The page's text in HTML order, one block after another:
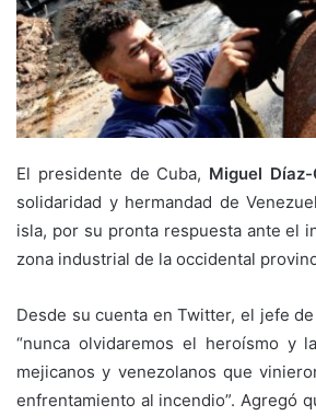
El presidente de Cuba, Miguel Díaz-
solidaridad y hermandad de
isla, por su pronta respuesta ante el
zona industrial de la occidental
Desde su cuenta en Twitter, el jefe
“nunca olvidaremos el heroísmo y
mejicanos y venezolanos que
enfrentamiento al incendio”. Agregó